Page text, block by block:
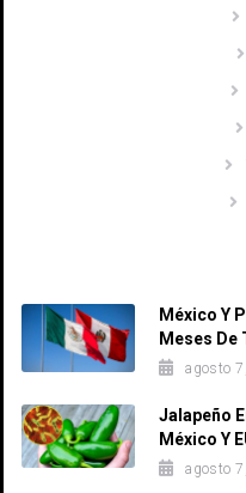
México Y
Meses De
agosto
Jalapeño
México Y
agosto